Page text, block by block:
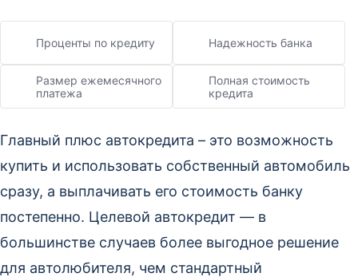
Проценты по кредиту Надежность банка
Размер ежемесячного
платежа
Полная стоимость
кредита
Главный плюс автокредита – это возможность
купить и использовать собственный автомобиль
сразу, а выплачивать его стоимость банку
постепенно. Целевой автокредит — в
большинстве случаев более выгодное решение
для автолюбителя, чем стандартный